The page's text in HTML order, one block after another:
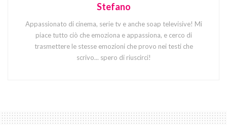
Stefano
Appassionato di cinema, serie tv e anche soap televisive! Mi
piace tutto ciò che emoziona e appassiona, e cerco di
trasmettere le stesse emozioni che provo nei testi che
scrivo... spero di riuscirci!